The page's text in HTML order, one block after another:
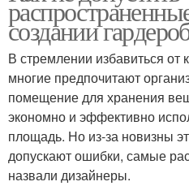
создании
В стремлении избавиться
многие предпочитают
помещение для хранения
экономно и эффективно
площадь. Но из-за новизны
допускают ошибки, самые
назвали дизайнеры.